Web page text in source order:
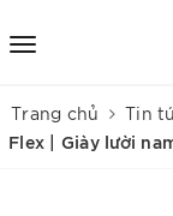
Trang chủ Tin
Flex | Giày lười